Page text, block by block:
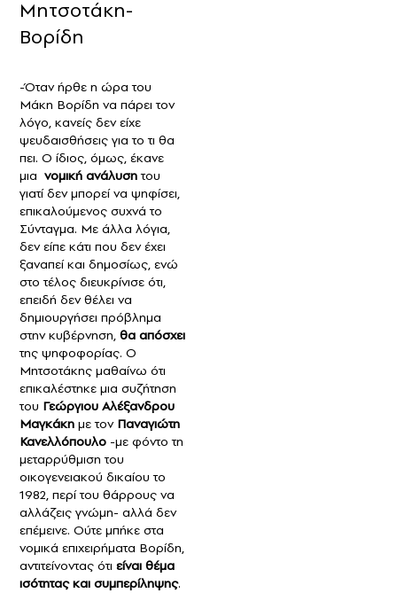
Μητσοτάκη-
Βορίδη
-Όταν ήρθε η ώρα του
Μάκη Βορίδη να πάρει τον
λόγο, κανείς δεν είχε
ψευδαισθήσεις για το τι θα
πει. Ο ίδιος, όμως, έκανε
μια νομική ανάλυσητου
γιατί δεν μπορεί να ψηφίσει,
επικαλούμενος συχνά το
Σύνταγμα. Με άλλα λόγια,
δεν είπε κάτι που δεν έχει
ξαναπεί και δημοσίως, ενώ
στο τέλος διευκρίνισε ότι,
επειδή δεν θέλει να
δημιουργήσει πρόβλημα
στην κυβέρνηση, θα απόσχει
της ψηφοφορίας. Ο
Μητσοτάκης μαθαίνω ότι
επικαλέστηκε μια συζήτηση
του Γεώργιου Αλέξανδρου
Μαγκάκη με τον Παναγιώτη
Κανελλόπουλο -με φόντο τη
μεταρρύθμιση του
οικογενειακού δικαίου το
1982, περί του θάρρους να
αλλάζεις γνώμη- αλλά δεν
επέμεινε. Ούτε μπήκε στα
νομικά επιχειρήματα Βορίδη,
αντιτείνοντας ότι είναι θέμα
ισότητας και συμπερίληψης.